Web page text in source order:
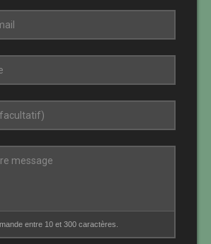
entre 10 et 300 caractères.